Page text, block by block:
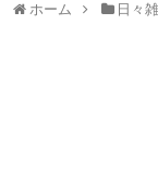
ホーム 日々